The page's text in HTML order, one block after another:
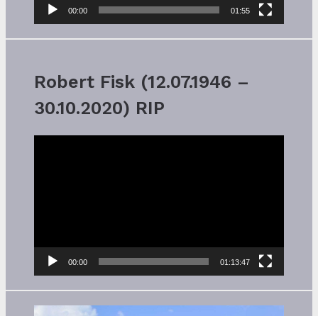
00:00 01:55
Robert Fisk (12.07.1946 –
30.10.2020) RIP
00:00 01:13:47